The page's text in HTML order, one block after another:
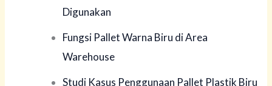
Digunakan
Fungsi Pallet Warna Biru di Area
Warehouse
Studi Kasus Penggunaan Pallet Plastik Biru